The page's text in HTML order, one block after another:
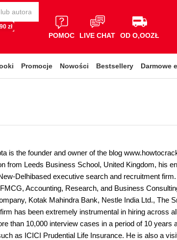
zł
POMOC LIVE CHAT OD O,OOZŁ
Promocje Nowości Bestsellery Darmowe
is the founder and owner of the blog
from Leeds Business School, United Kingdom, his
Delhibased executive search and recruitment
Accounting, Research, and Business
Kotak Mahindra Bank, Nestle India Ltd., The
has been extremely instrumental in hiring across
than 10,000 interview cases in a period of 10
as ICICI Prudential Life Insurance. He is also a